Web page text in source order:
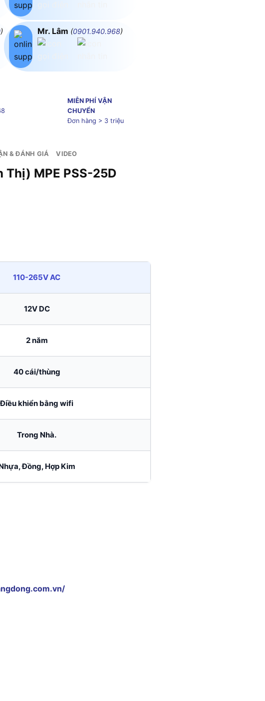
) Mr. Lâm (0901.940.968)
MIỄN PHÍ VẬN
CHUYỂN
Đơn hàng > 3 triệu
& ĐÁNH GIÁ VIDEO
Hình Hiển Thị) MPE PSS-25D
110-265V AC
12V DC
2 năm
40 cái/thùng
Điều khiển bằng wifi
Trong Nhà.
Đồng, Hợp Kim